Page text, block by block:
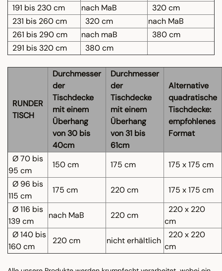
191 bis 230 cm
nach MaB
320 cm
231 bis 260 cm
320 cm
nach MaB
261 bis 290 cm
nach maB
380 cm
291 bis 320 cm
380 cm
RUNDER
TISCH
Durchmesser
der
Tischdecke
mit einem
Überhang
von 30 bis
40cm
Durchmesser
der
Tischdecke
mit einem
Überhang
von 31 bis
61cm
Alternative
quadratische
Tischdecke:
empfohlenes
Format
Ø 70 bis
95 cm
150 cm 175 cm
175 x 175 cm
Ø 96 bis
115 cm
175 cm 220 cm
175 x 175 cm
Ø 116 bis
139 cm
nach MaB 220 cm
220 x 220
cm
Ø 140 bis
160 cm
220 cm nicht erhältlich
220 x 220
cm